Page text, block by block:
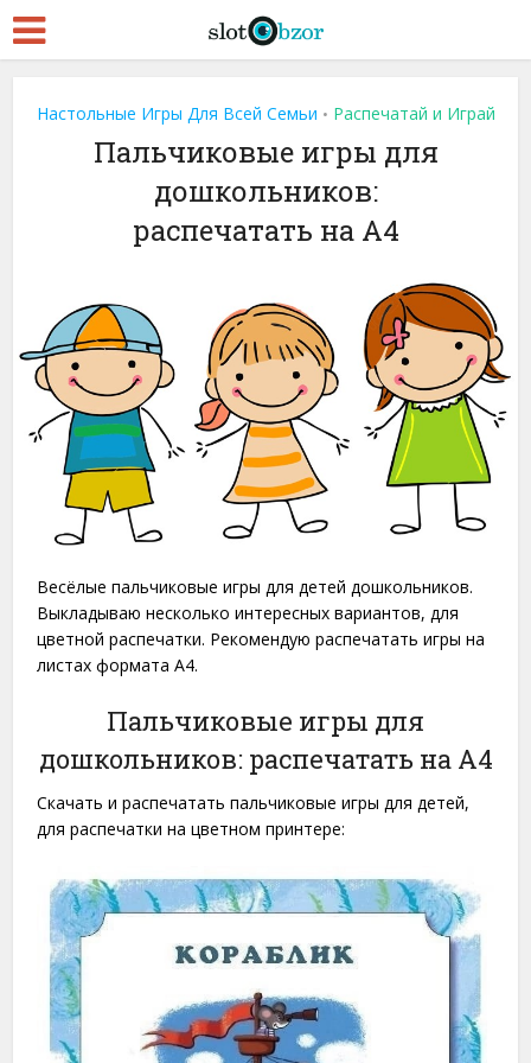
Настольные Игры Для Всей Семьи • Распечатай и Играй
Пальчиковые игры для
дошкольников:
распечатать на A4
Весёлые пальчиковые игры для детей дошкольников.
Выкладываю несколько интересных вариантов, для
цветной распечатки. Рекомендую распечатать игры на
листах формата A4.
Пальчиковые игры для
дошкольников: распечатать на A4
Скачать и распечатать пальчиковые игры для детей,
для распечатки на цветном принтере: